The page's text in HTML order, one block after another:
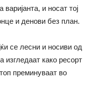
и носат тој
и денови без план.
се лесни и носиви од
изгледаат како ресорт
преминуваат во